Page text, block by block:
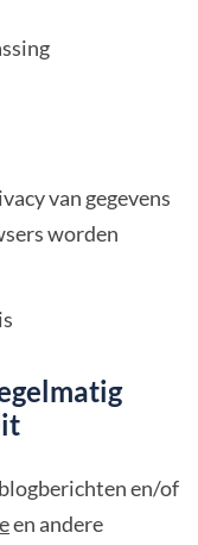
van gegevens
worden
en/of
en andere